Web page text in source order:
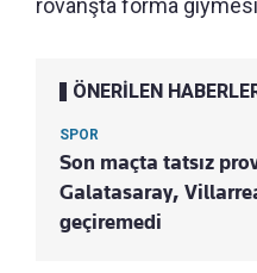
ÖNERİLEN
SPOR
Son maçta tatsız
Galatasaray,
geçiremedi